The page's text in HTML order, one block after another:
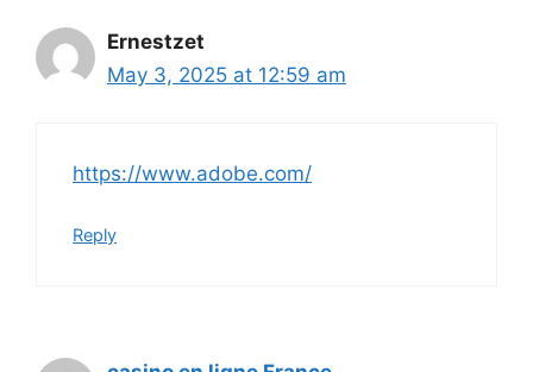
Ernestzet
May 3, 2025 at 12:59 am
https://www.adobe.com/
Reply